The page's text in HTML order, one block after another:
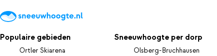
Populaire gebieden
Ortler Skiarena
Sneeuwhoogte per dorp
Olsberg-Bruchhausen